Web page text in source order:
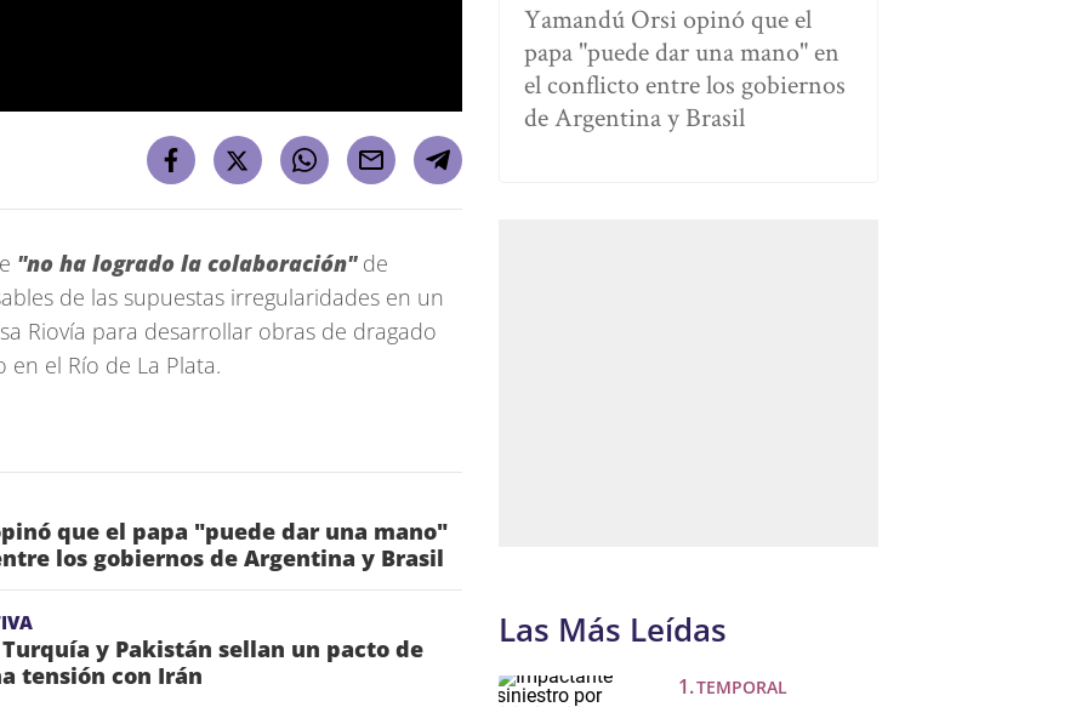
"no ha logrado la colaboración"de
de las supuestas irregularidades en un
Riovía para desarrollar obras de dragado
el Río de La Plata.
que el papa "puede dar una mano"
los gobiernos de Argentina y Brasil
y Pakistán sellan un pacto de
tensión con Irán
Yamandú Orsi opinó que el
papa "puede dar una mano" en
el conflicto entre los gobiernos
de Argentina y Brasil
Las Más Leídas
TEMPORAL